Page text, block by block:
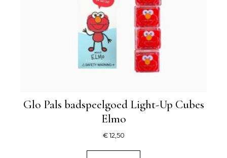
Glo Pals badspeelgoed Light-Up Cubes
Elmo
€12,50